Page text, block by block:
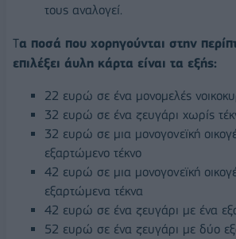
τους αναλογεί.
Τα ποσά που χορηγούνται στην
επιλέξει άυλη κάρτα είναι τα εξής:
22 ευρώ σε ένα μονομελές
32 ευρώ σε ένα ζευγάρι χωρίς
32 ευρώ σε μια μονογονεϊκή
εξαρτώμενο τέκνο
42 ευρώ σε μια μονογονεϊκή
εξαρτώμενα τέκνα
42 ευρώ σε ένα ζευγάρι με ένα
52 ευρώ σε ένα ζευγάρι με δύο